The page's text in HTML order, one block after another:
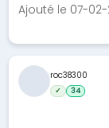
Ajouté le 07-
roc38300
✓ 34